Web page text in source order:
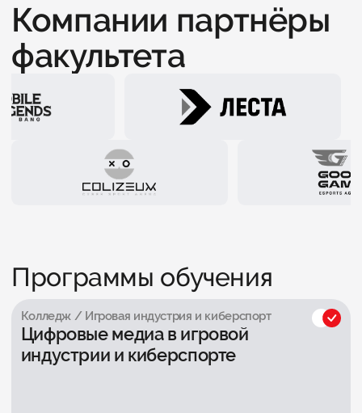
Компании партнёры
факультета
Программы обучения
Колледж / Игровая индустрия и киберспорт
Цифровые медиа в игровой
индустрии и киберспорте